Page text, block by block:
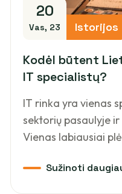
20
Vas, 23 Istorijos
Kodėl būtent
IT specialistų?
IT rinka yra vienas
sektorių pasaulyje
Vienas labiausiai